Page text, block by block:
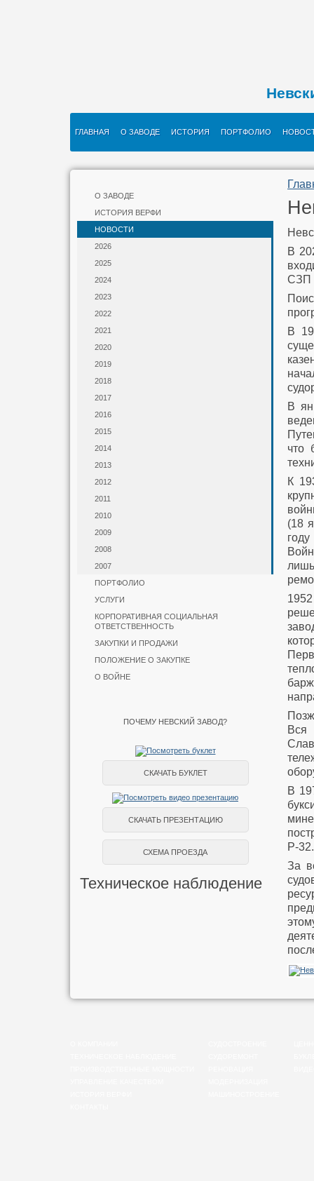
ГЛАВНАЯ О ЗАВОДЕ ИСТОРИЯ ПОРТФОЛИО
О ЗАВОДЕ
ИСТОРИЯ ВЕРФИ
НОВОСТИ
2026
2025
2024
2023
2022
2021
2020
2019
2018
2017
2016
2015
2014
2013
2012
2011
2010
2009
2008
2007
ПОРТФОЛИО
УСЛУГИ
КОРПОРАТИВНАЯ СОЦИАЛЬНАЯ
ОТВЕТСТВЕННОСТЬ
ЗАКУПКИ И ПРОДАЖИ
ПОЛОЖЕНИЕ О ЗАКУПКЕ
О ВОЙНЕ
ПОЧЕМУ НЕВСКИЙ ЗАВОД?
СКАЧАТЬ БУКЛЕТ
СКАЧАТЬ ПРЕЗЕНТАЦИЮ
СХЕМА ПРОЕЗДА
Техническое наблюдение
В
СЗП
В
В
что
К
(18
Вся
В
Р-32.
За